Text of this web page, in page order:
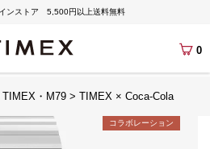
ンストア 5,500円以上送料無料
0
TIMEX・M79 TIMEX × Coca-Cola
コラボレーション